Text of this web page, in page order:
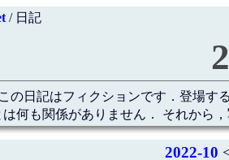
/ 日記
この日記はフィクションです．登場す
は何も関係がありません． それから
2022-10